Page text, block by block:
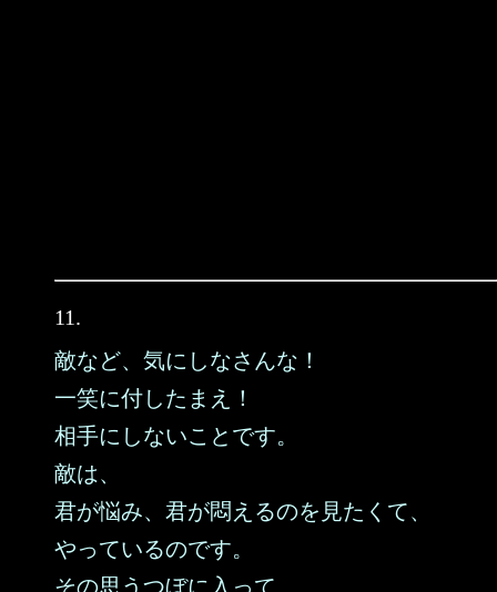
11.
敵など、気にしなさんな！
一笑に付したまえ！
相手にしないことです。
敵は、
君が悩み、君が悶えるのを見たくて、
やっているのです。
その思うつぼに入って、